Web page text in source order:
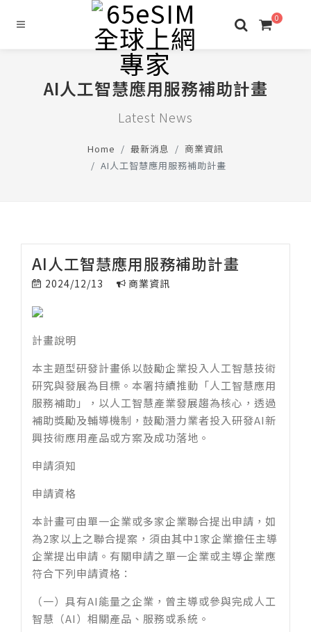
0
AI人工智慧應用服務補助計畫
Latest News
Home 最新消息
商業資訊
AI人工智慧應用服務補助計畫
AI人工智慧應用服務補助計畫
2024/12/13 商業資訊
計畫說明
本主題型研發計畫係以鼓勵企業投入人工智慧技術
研究與發展為目標。本署持續推動「人工智慧應用
服務補助」，以人工智慧產業發展趨為核心，透過
補助獎勵及輔導機制，鼓勵潛力業者投入研發AI新
興技術應用產品或方案及成功落地。​
申請須知
申請資格
本計畫可由單一企業或多家企業聯合提出申請，如
為2家以上之聯合提案，須由其中1家企業擔任主導
企業提出申請。有關申請之單一企業或主導企業應
符合下列申請資格：
（一）具有AI能量之企業，曾主導或參與完成人工
智慧（AI）相關產品、服務或系統。